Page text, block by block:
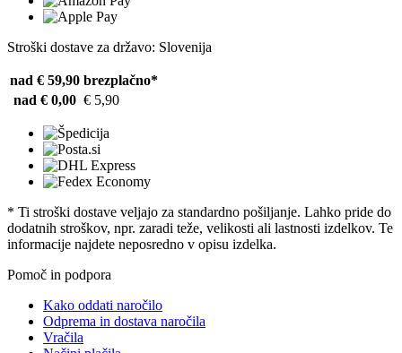
Stroški dostave za državo: Slovenija
nad € 59,90 brezplačno*
nad € 0,00 € 5,90
* Ti stroški dostave veljajo za standardno pošiljanje. Lahko pride do
dodatnih stroškov, npr. zaradi teže, velikosti ali lastnosti izdelkov. Te
informacije najdete neposredno v opisu izdelka.
Pomoč in podpora
Kako oddati naročilo
Odprema in dostava naročila
Vračila